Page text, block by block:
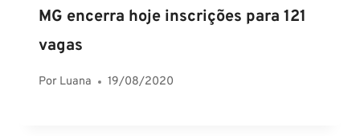
MG encerra hoje inscrições para 121
vagas
Por Luana 19/08/2020